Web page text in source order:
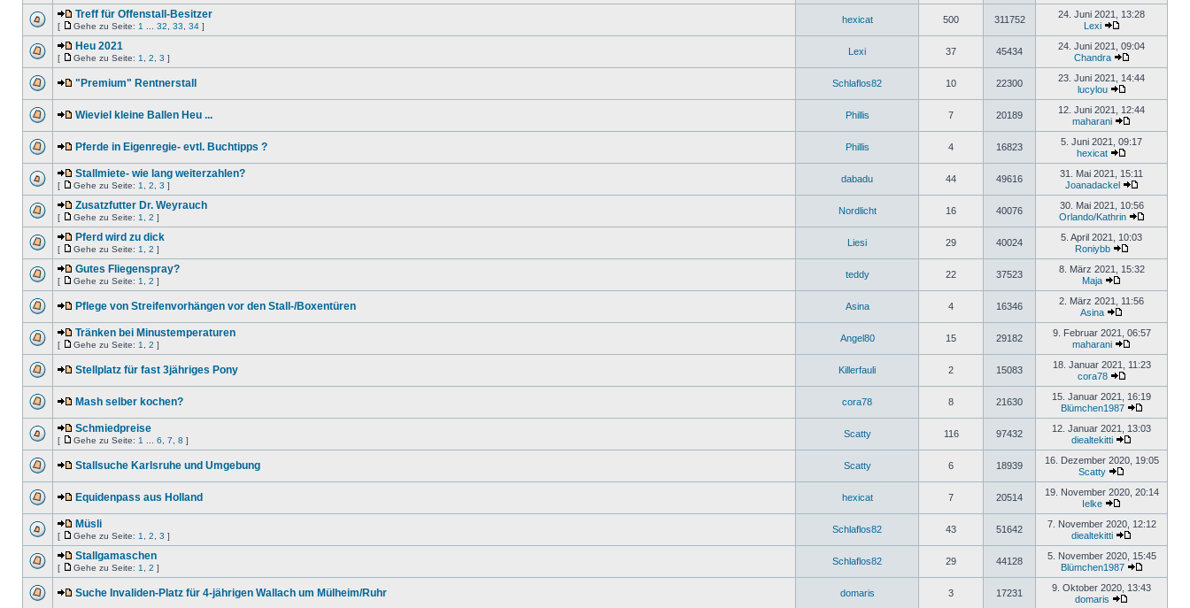
Treff für Offenstall-Besitzer
[ Gehe zu Seite: 1 32 33 34 ]
hexicat 500 311752
24. Juni 2021, 13:28
Lexi
Heu 2021
[ Gehe zu Seite: 1 2 3 ]
Lexi 37 45434
24. Juni 2021, 09:04
Chandra
"Premium" Rentnerstall Schlaflos82 10 22300
23. Juni 2021, 14:44
lucylou
Wieviel kleine Ballen Heu ... Phillis 7 20189
12. Juni 2021, 12:44
maharani
Pferde in Eigenregie- evtl. Buchtipps ? Phillis 4 16823
5. Juni 2021, 09:17
hexicat
Stallmiete- wie lang weiterzahlen?
[ Gehe zu Seite: 1 2 3 ]
dabadu 44 49616
31. Mai 2021, 15:11
Joanadackel
Zusatzfutter Dr. Weyrauch
[ Gehe zu Seite: 1 2 ]
Nordlicht 16 40076
30. Mai 2021, 10:56
Orlando/Kathrin
Pferd wird zu dick
[ Gehe zu Seite: 1 2 ]
Liesi 29 40024
5. April 2021, 10:03
Roniybb
Gutes Fliegenspray?
[ Gehe zu Seite: 1 2 ]
teddy 22 37523
8. März 2021, 15:32
Maja
Pflege von Streifenvorhängen vor den Stall-/Boxentüren Asina 4 16346
2. März 2021, 11:56
Asina
Tränken bei Minustemperaturen
[ Gehe zu Seite: 1 2 ]
Angel80 15 29182
9. Februar 2021, 06:57
maharani
Stellplatz für fast 3jähriges Pony Killerfauli 2 15083
18. Januar 2021, 11:23
cora78
Mash selber kochen? cora78 8 21630
15. Januar 2021, 16:19
Blümchen1987
Schmiedpreise
[ Gehe zu Seite: 1 6 7 8 ]
Scatty 116 97432
12. Januar 2021, 13:03
diealtekitti
Stallsuche Karlsruhe und Umgebung Scatty 6 18939
16. Dezember 2020, 19:05
Scatty
Equidenpass aus Holland hexicat 7 20514
19. November 2020, 20:14
Ielke
Müsli
[ Gehe zu Seite: 1 2 3 ]
Schlaflos82 43 51642
7. November 2020, 12:12
diealtekitti
Stallgamaschen
[ Gehe zu Seite: 1 2 ]
Schlaflos82 29 44128
5. November 2020, 15:45
Blümchen1987
Suche Invaliden-Platz für 4-jährigen Wallach um Mülheim/Ruhr domaris 3 17231
9. Oktober 2020, 13:43
domaris